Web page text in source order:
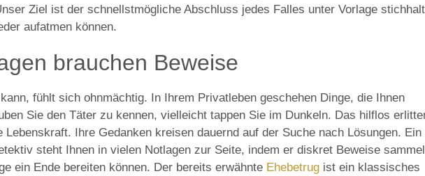
Ziel ist der schnellstmögliche Abschluss jedes Falles unter Vorlage
aufatmen können.
brauchen Beweise
fühlt sich ohnmächtig. In Ihrem Privatleben geschehen Dinge, die Ihnen
Sie den Täter zu kennen, vielleicht tappen Sie im Dunkeln. Das hilflos
Lebenskraft. Ihre Gedanken kreisen dauernd auf der Suche nach Lösungen. Ein
steht Ihnen in vielen Notlagen zur Seite, indem er diskret Beweise
ein Ende bereiten können. Der bereits erwähnte Ehebetrug ist ein klassisches